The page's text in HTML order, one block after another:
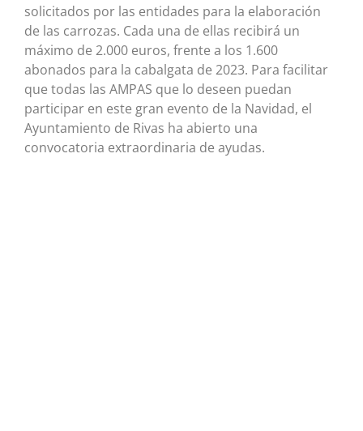
solicitados por las entidades para la elaboración
de las carrozas. Cada una de ellas recibirá un
máximo de 2.000 euros, frente a los 1.600
abonados para la cabalgata de 2023. Para facilitar
que todas las AMPAS que lo deseen puedan
participar en este gran evento de la Navidad, el
Ayuntamiento de Rivas ha abierto una
convocatoria extraordinaria de ayudas.